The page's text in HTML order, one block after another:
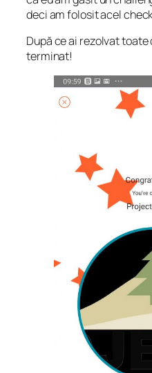
deci am folosit acel
După ce ai rezolvat toate
terminat!